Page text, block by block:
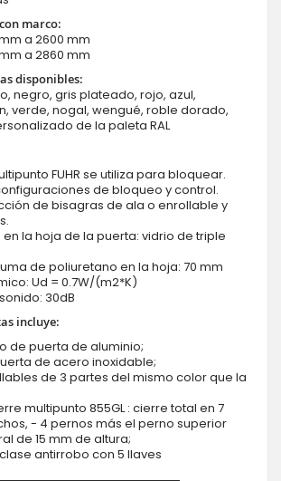
marco:
a 2600 mm
a 2860 mm
disponibles:
negro, gris plateado, rojo, azul,
verde, nogal, wengué, roble dorado,
de la paleta RAL
FUHR se utiliza para bloquear.
de bloqueo y control.
de bisagras de ala o enrollable y
la hoja de la puerta: vidrio de triple
de poliuretano en la hoja: 70 mm
Ud = 0.7W/(m2*K)
30dB
incluye:
de puerta de aluminio;
de acero inoxidable;
de 3 partes del mismo color que la
multipunto 855GL : cierre total en 7
- 4 pernos más el perno superior
de 15 mm de altura;
antirrobo con 5 llaves